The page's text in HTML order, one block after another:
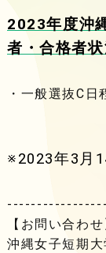
2023年度沖
者・合格者状
・一般選抜C
※2023年3月
【お問い合わせ
沖縄女子短期